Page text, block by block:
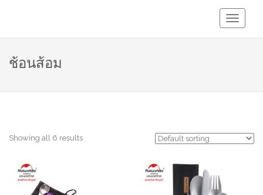
Toggle
ช้อนส้อม
Showing all 6 results